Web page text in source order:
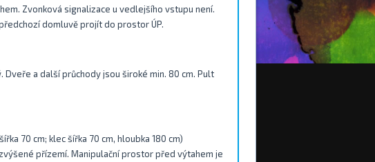
Zvonková signalizace u vedlejšího vstupu není.
domluvě projít do prostor ÚP.
a další průchody jsou široké min. 80 cm. Pult
70 cm; klec šířka 70 cm, hloubka 180 cm)
přízemí. Manipulační prostor před výtahem je